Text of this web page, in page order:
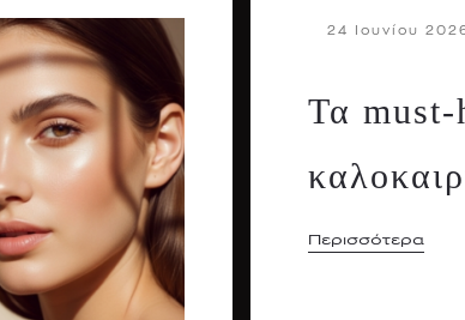
24 Ιουνίου
Τα must-
Περισσότερα